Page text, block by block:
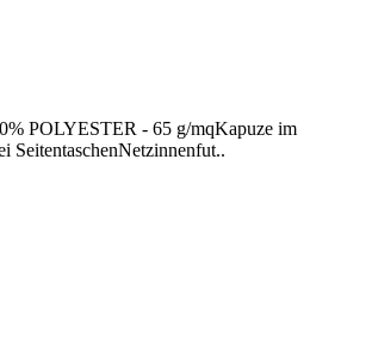
POLYESTER - 65 g/mqKapuze im
SeitentaschenNetzinnenfut..